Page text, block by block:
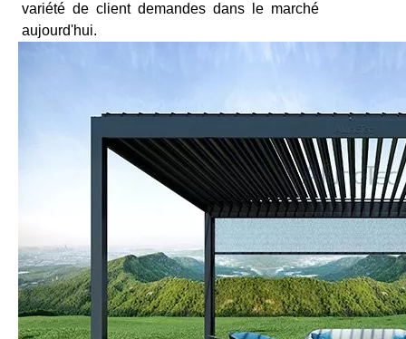
variété de client demandes dans le marché
aujourd'hui.